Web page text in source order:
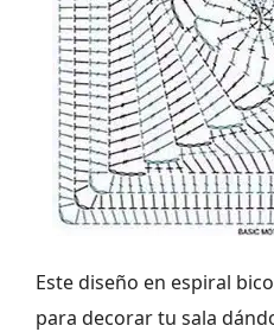
Este diseño en espiral
para decorar tu sala